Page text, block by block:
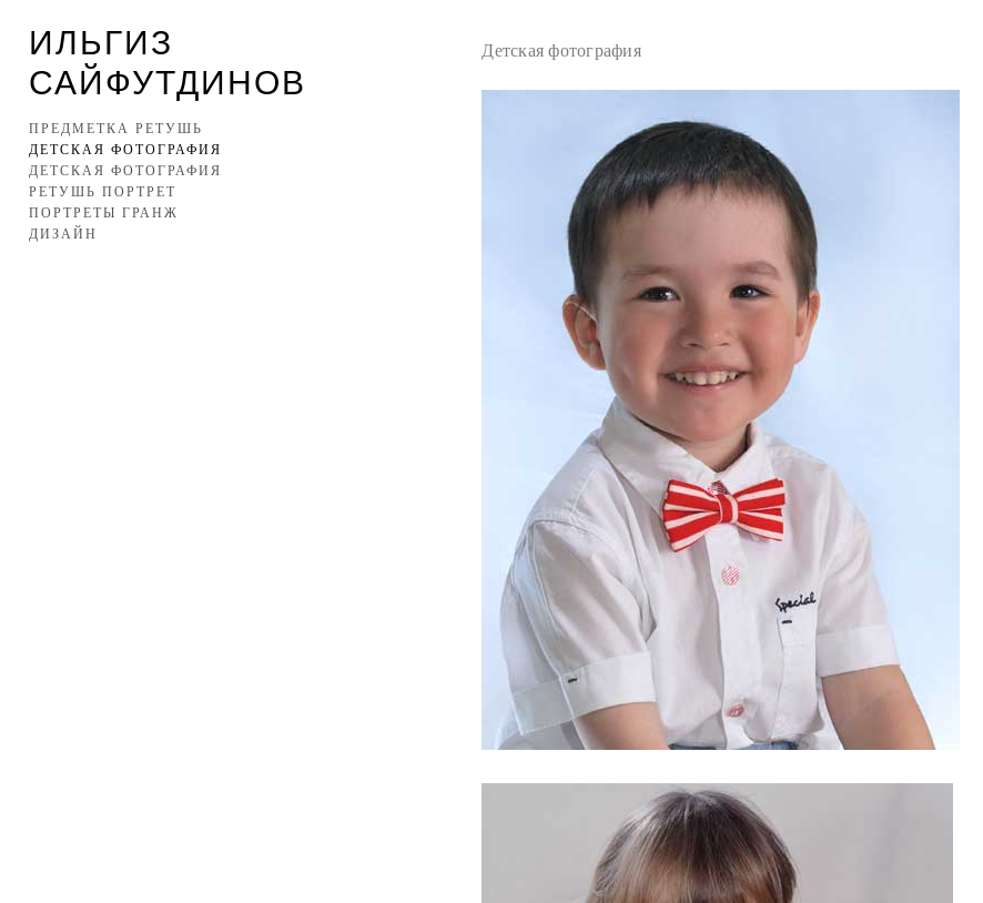
ИЛЬГИЗ
САЙФУТДИНОВ
ПРЕДМЕТКА РЕТУШЬ
ДЕТСКАЯ ФОТОГРАФИЯ
ДЕТСКАЯ ФОТОГРАФИЯ
РЕТУШЬ ПОРТРЕТ
ПОРТРЕТЫ ГРАНЖ
ДИЗАЙН
Детская фотография